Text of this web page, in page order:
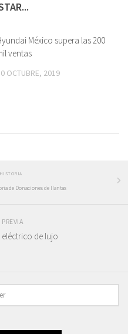
México supera las 200
ventas
OCTUBRE, 2019
de Donaciones de llantas
eléctrico de lujo